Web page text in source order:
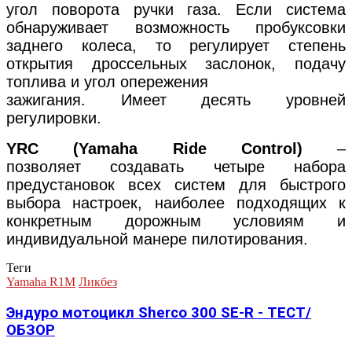
угол поворота ручки газа. Если система
обнаруживает возможность пробуксовки
заднего колеса, то регулирует степень
открытия дроссельных заслонок, подачу
топлива и угол опережения
зажигания. Имеет десять уровней
регулировки.
YRC (Yamaha Ride Control) –
позволяет создавать четыре набора
предустановок всех систем для быстрого
выбора настроек, наиболее подходящих к
конкретным дорожным условиям и
индивидуальной манере пилотирования.​
Теги
Yamaha R1M Ликбез
Эндуро мотоцикл Sherco 300 SE-R - ТЕСТ/
ОБЗОР